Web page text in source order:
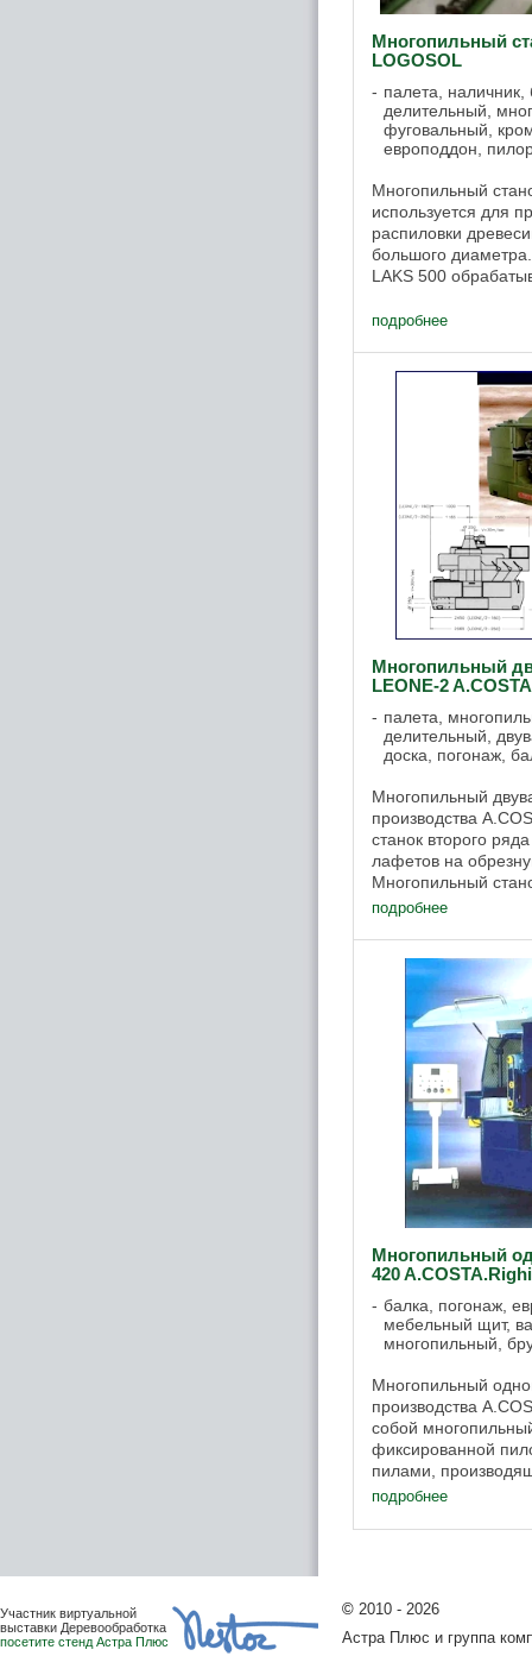
Многопильный
LOGOSOL
палета, наличник,
делительный,
фуговальный,
европоддон,
Многопильный
используется для
распиловки
большого
LAKS 500
многопильного ...
подробнее
Многопильный
LEONE-2
палета,
делительный,
доска, погонаж,
Многопильный
производства
станок второго
лафетов на
Многопильный
опционально
подробнее
Многопильный
420 A.COSTA.Righi
балка, погонаж,
мебельный щит,
многопильный,
Многопильный
производства
собой
фиксированной
пилами,
высотой пропила
подробнее
Участник виртуальной
выставки Деревообработка
посетите стенд Астра Плюс
© 2010 - 2026
Астра Плюс и группа